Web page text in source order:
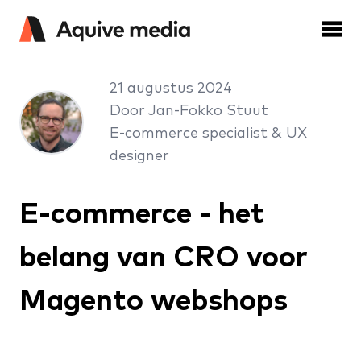
21 augustus 2024
Door Jan-Fokko Stuut
E-commerce specialist & UX
designer
E-commerce - het
belang van CRO voor
Magento webshops